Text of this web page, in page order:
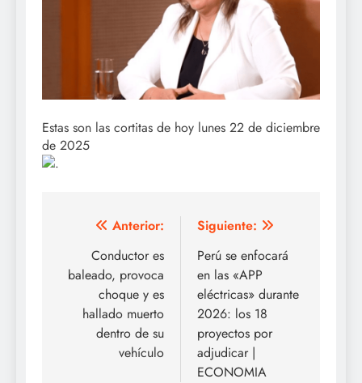
Estas son las cortitas de hoy lunes 22 de diciembre
de 2025
Navegación
entradas
Anterior:
Conductor es
baleado, provoca
choque y es
hallado muerto
dentro de su
vehículo
Siguiente:
Perú se enfocará
en las «APP
eléctricas» durante
2026: los 18
proyectos por
adjudicar |
ECONOMIA